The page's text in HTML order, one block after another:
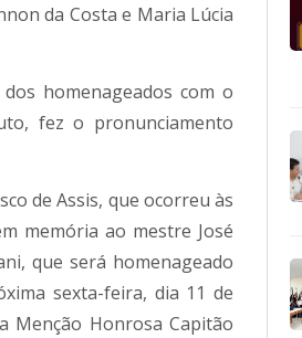
da Costa e Maria Lúcia
homenageados com o
fez o pronunciamento
de Assis, que ocorreu às
memória ao mestre José
que será homenageado
sexta-feira, dia 11 de
Menção Honrosa Capitão